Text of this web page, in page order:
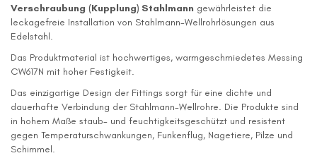
Verschraubung (Kupplung) Stahlmann gewährleistet die
leckagefreie Installation von Stahlmann-Wellrohrlösungen aus
Edelstahl.
Das Produktmaterial ist hochwertiges, warmgeschmiedetes Messing
CW617N mit hoher Festigkeit.
Das einzigartige Design der Fittings sorgt für eine dichte und
dauerhafte Verbindung der Stahlmann-Wellrohre. Die Produkte sind
in hohem Maße staub- und feuchtigkeitsgeschützt und resistent
gegen Temperaturschwankungen, Funkenflug, Nagetiere, Pilze und
Schimmel.